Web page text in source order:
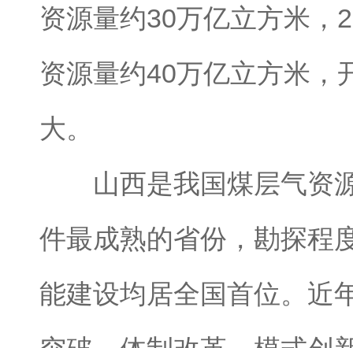
资源量约30万亿立方米，
资源量约40万亿立方米，
大。
山西是我国煤层气资
件最成熟的省份，勘探程
能建设均居全国首位。近